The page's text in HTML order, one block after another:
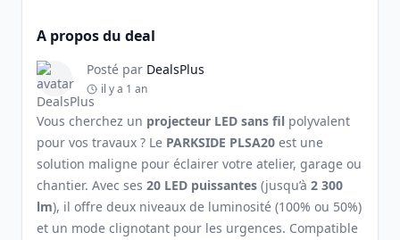
A propos du deal
Posté par DealsPlus
il y a 1 an
Vous cherchez un projecteur LED sans fil polyvalent
pour vos travaux ? Le PARKSIDE PLSA20 est une
solution maligne pour éclairer votre atelier, garage ou
chantier. Avec ses 20 LED puissantes (jusqu’à 2 300
lm), il offre deux niveaux de luminosité (100% ou 50%)
et un mode clignotant pour les urgences. Compatible